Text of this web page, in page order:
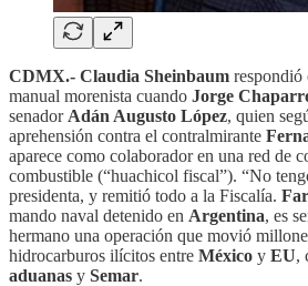
CDMX.- Claudia Sheinbaum respondió
manual morenista cuando Jorge
senador Adán Augusto López, quien
aprehensión contra el contralmirante
aparece como colaborador en una red de
combustible (“huachicol fiscal”). “No
presidenta, y remitió todo a la Fiscalía.
mando naval detenido en Argentina, es
hermano una operación que movió
hidrocarburos ilícitos entre México y EU,
aduanas y Semar.